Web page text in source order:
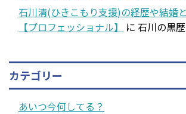
石川清(ひきこもり支援)の経歴や結婚
【プロフェッショナル】
に 石川の黒
カテゴリー
あいつ今何してる？